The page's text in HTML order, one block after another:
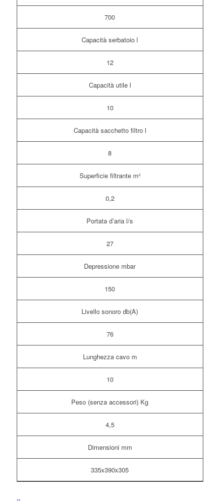
700
Capacità serbatoio l
12
Capacità utile l
10
Capacità sacchetto filtro l
8
Superficie filtrante m²
0,2
Portata d’aria l/s
27
Depressione mbar
150
Livello sonoro db(A)
76
Lunghezza cavo m
10
Peso (senza accessori) Kg
4,5
Dimensioni mm
335x390x305